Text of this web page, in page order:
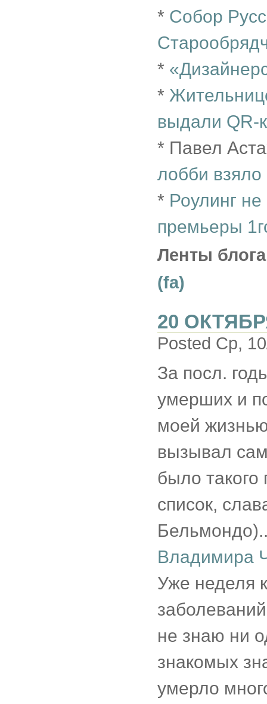
* Собор
*
*
выдали QR-
* Павел
лобби
* Роулинг
премьеры
Ленты
(fa)
20
Posted Ср,
За посл.
умерших и
моей
вызывал
было такого
список,
Владимира
Уже неделя
не знаю ни
знакомых
умерло